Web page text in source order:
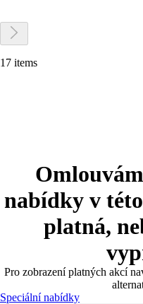
17 items
nabídky v
platná,
Pro zobrazení platných akcí
Speciální nabídky